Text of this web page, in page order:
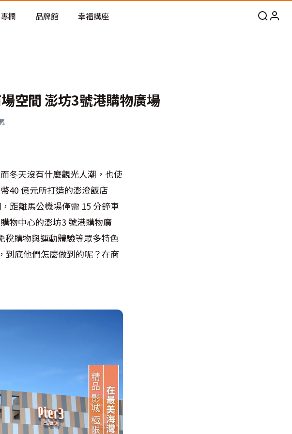
術
專欄 品牌館 幸福講座
空間 澎坊3號港購物廣場
冬天沒有什麼觀光人潮，也使
40 億元所打造的澎澄飯店
距離馬公機場僅需 15 分鐘車
物中心的澎坊3 號港購物廣
稅購物與運動體驗等眾多特色
到底他們怎麼做到的呢？在商